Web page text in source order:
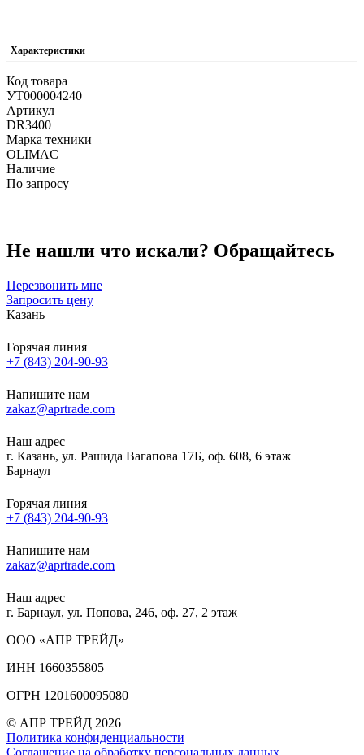
Характеристики
Код товара
УТ000004240
Артикул
DR3400
Марка техники
OLIMAC
Наличие
По запросу
Не нашли что искали? Обращайтесь
Перезвонить мне
Запросить цену
Казань
Горячая линия
+7 (843) 204-90-93
Напишите нам
zakaz@aprtrade.com
Наш адрес
г. Казань, ул. Рашида Вагапова 17Б, оф. 608, 6 этаж
Барнаул
Горячая линия
+7 (843) 204-90-93
Напишите нам
zakaz@aprtrade.com
Наш адрес
г. Барнаул, ул. Попова, 246, оф. 27, 2 этаж
ООО «АПР ТРЕЙД»
ИНН 1660355805
ОГРН 1201600095080
© АПР ТРЕЙД 2026
Политика конфиденциальности
Соглашение на обработку персональных данных